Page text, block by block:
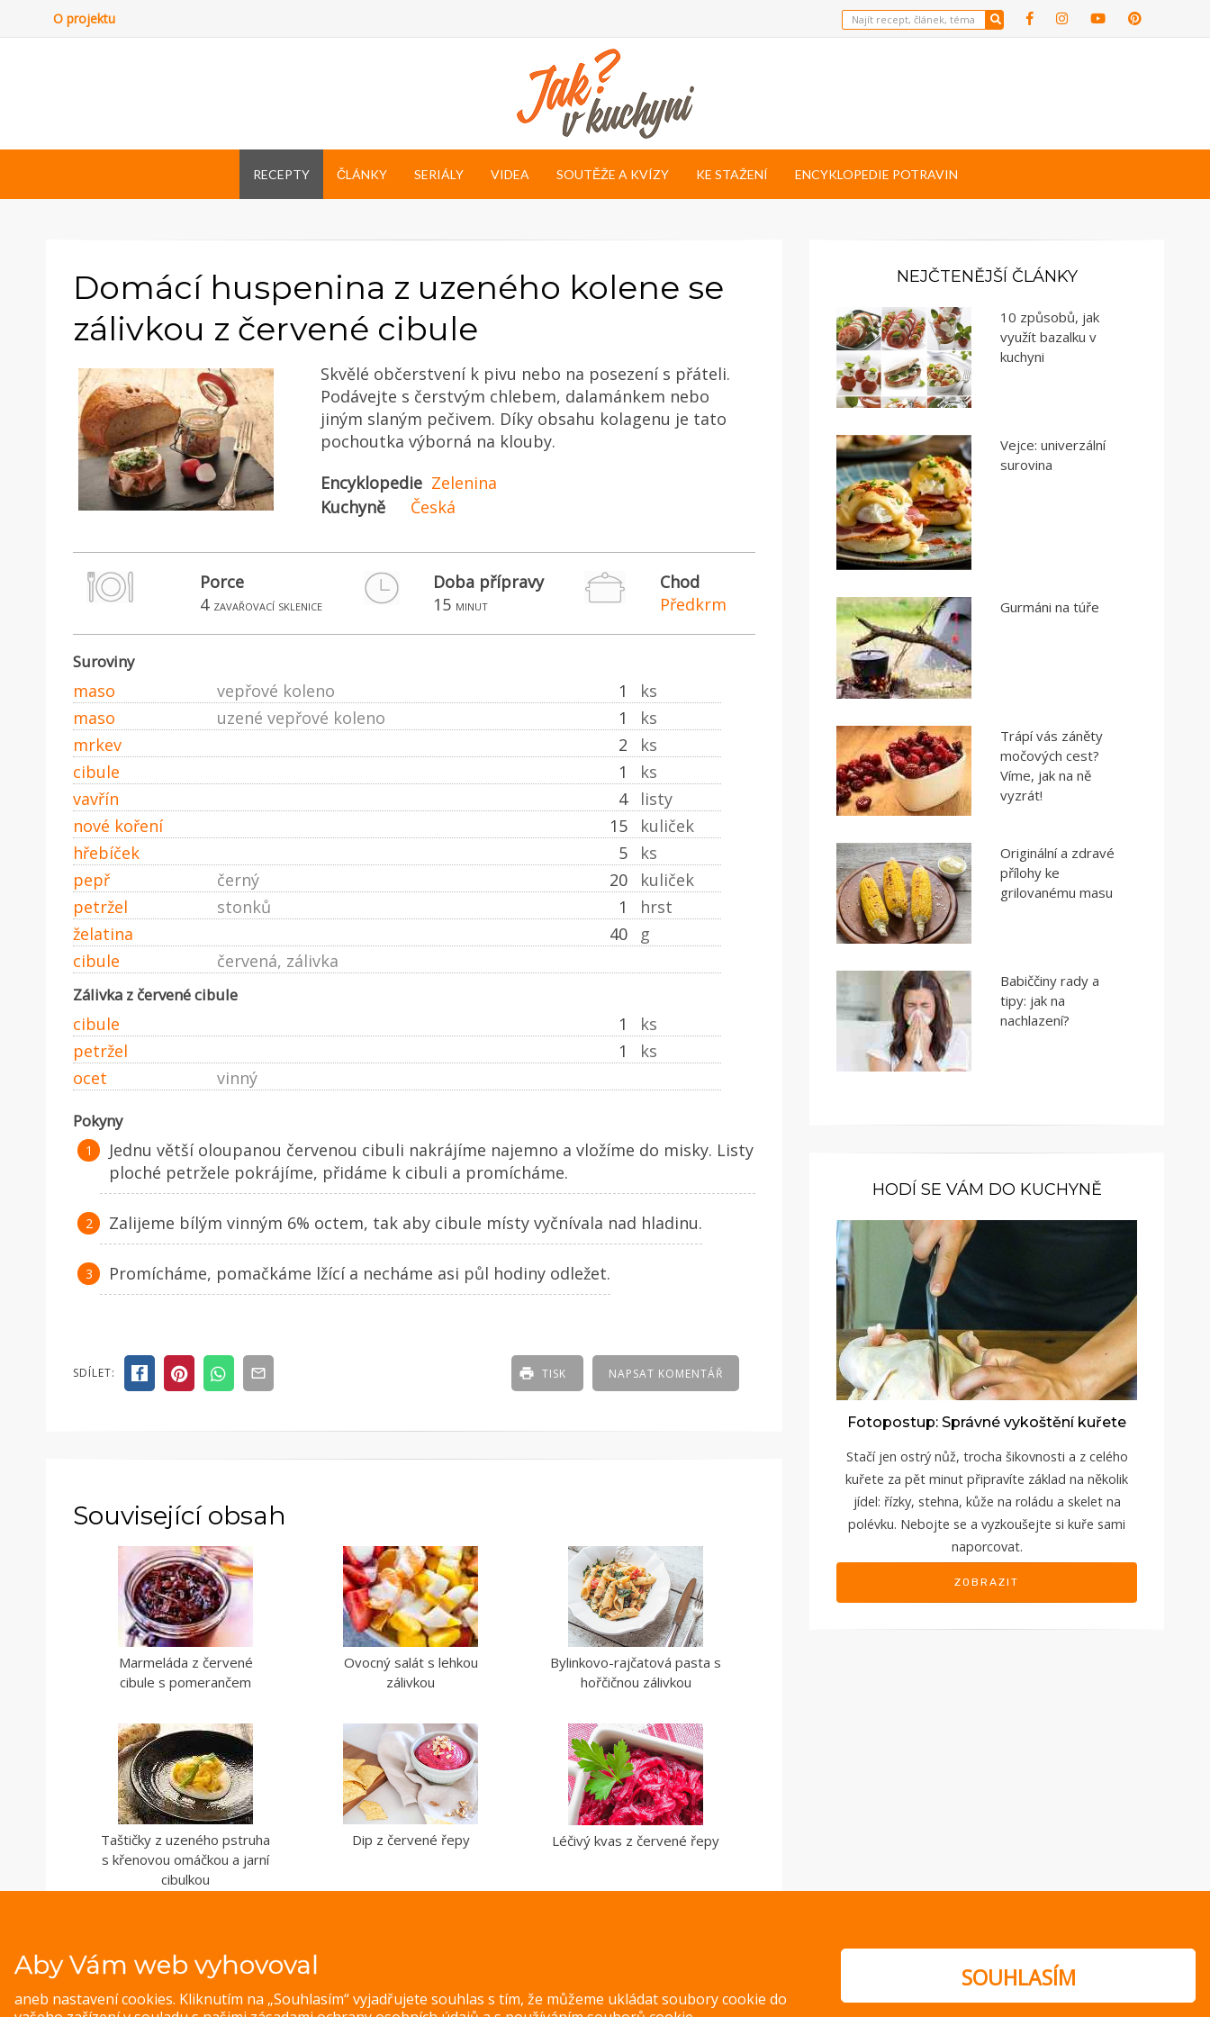
O projektu
RECEPTY ČLÁNKY SERIÁLY VIDEA SOUTĚŽE A KVÍZY KE STAŽENÍ ENCYKLOPEDIE POTRAVIN
Domácí huspenina z uzeného kolene se
zálivkou z červené cibule
Skvělé občerstvení k pivu nebo na posezení s přáteli.
Podávejte s čerstvým chlebem, dalamánkem nebo
jiným slaným pečivem. Díky obsahu kolagenu je tato
pochoutka výborná na klouby.
Encyklopedie Zelenina
Kuchyně
Česká
Porce
4 zavařovací sklenice
Doba přípravy
15 minut
Chod
Předkrm
Suroviny
maso 1 ks
vepřové koleno
maso
1 ks
uzené vepřové koleno
mrkev
2
ks
cibule
1
ks
vavřín
4
listy
nové koření
15
kuliček
hřebíček
5
ks
pepř
20 kuliček
černý
petržel
1 hrst
stonků
želatina
40
g
cibule
červená, zálivka
Zálivka z červené cibule
cibule 1
ks
petržel
1
ks
ocet
vinný
Pokyny
Jednu větší oloupanou červenou cibuli nakrájíme najemno a vložíme do misky. Listy
ploché petržele pokrájíme, přidáme k cibuli a promícháme.
Zalijeme bílým vinným 6% octem, tak aby cibule místy vyčnívala nad hladinu.
Promícháme, pomačkáme lžící a necháme asi půl hodiny odležet.
SDÍLET: NAPSAT KOMENTÁŘ
TISK
Související obsah
Marmeláda z červené
cibule s pomerančem
Ovocný salát s lehkou
zálivkou
Bylinkovo-rajčatová pasta s
hořčičnou zálivkou
Taštičky z uzeného pstruha
s křenovou omáčkou a jarní
cibulkou
Dip z červené řepy Léčivý kvas z červené řepy
NEJČTENĚJŠÍ ČLÁNKY
10 způsobů, jak
využít bazalku v
kuchyni
Vejce: univerzální
surovina
Gurmáni na túře
Trápí vás záněty
močových cest?
Víme, jak na ně
vyzrát!
Originální a zdravé
přílohy ke
grilovanému masu
Babiččiny rady a
tipy: jak na
nachlazení?
HODÍ SE VÁM DO KUCHYNĚ
Fotopostup: Správné vykoštění kuřete
Stačí jen ostrý nůž, trocha šikovnosti a z celého
kuřete za pět minut připravíte základ na několik
jídel: řízky, stehna, kůže na roládu a skelet na
polévku. Nebojte se a vyzkoušejte si kuře sami
naporcovat.
ZOBRAZIT
Aby Vám web vyhovoval
aneb nastavení cookies. Kliknutím na „Souhlasím“ vyjadřujete souhlas s tím, že můžeme ukládat soubory cookie do
SOUHLASÍM